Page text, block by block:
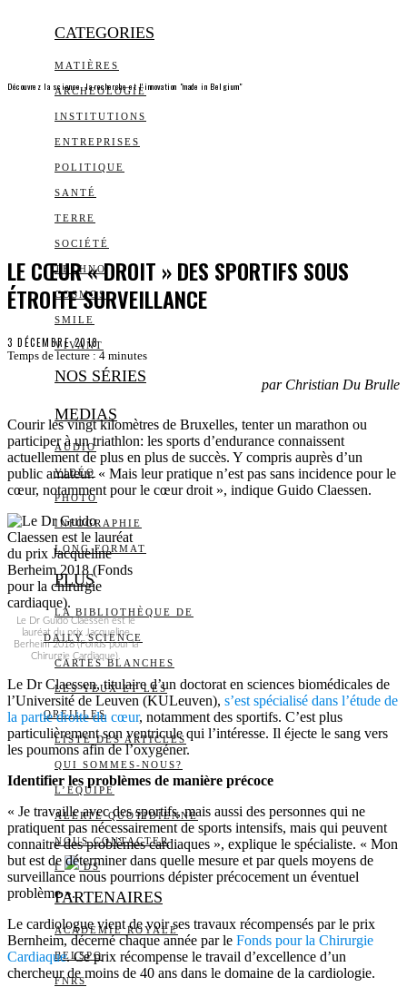
CATEGORIES
MATIÈRES
ARCHEOLOGIE
INSTITUTIONS
ENTREPRISES
POLITIQUE
SANTÉ
TERRE
SOCIÉTÉ
TECHNO
COSMOS
SMILE
VIVANT
NOS SÉRIES
MEDIAS
AUDIO
VIDÉO
PHOTO
INFOGRAPHIE
LONG FORMAT
PLUS
LA BIBLIOTHÈQUE DE
DAILY SCIENCE
CARTES BLANCHES
LES YEUX ET LES
OREILLES
LISTE DES ARTICLES
QUI SOMMES-NOUS?
L’ÉQUIPE
ALERTE QUOTIDIENNE
NOUS CONTACTER
I DS
PARTENAIRES
ACADÉMIE ROYALE
BELSPO
FNRS
Découvrez la science, la recherche et l’innovation "made in Belgium"
LE CŒUR « DROIT » DES SPORTIFS SOUS
ÉTROITE SURVEILLANCE
3 DÉCEMBRE 2018
Temps de lecture : 4 minutes
par Christian Du Brulle
Courir les vingt kilomètres de Bruxelles, tenter un marathon ou
participer à un triathlon: les sports d’endurance connaissent
actuellement de plus en plus de succès. Y compris auprès d’un
public amateur. « Mais leur pratique n’est pas sans incidence pour le
cœur, notamment pour le cœur droit », indique Guido Claessen.
Le Dr Guido Claessen est le
lauréat du prix Jacqueline
Berheim 2018 (Fonds pour la
Chirurgie Cardiaque).
Le Dr Claessen, titulaire d’un doctorat en sciences biomédicales de
l’Université de Leuven (KULeuven), s’est spécialisé dans l’étude de
la partie droite du cœur, notamment des sportifs. C’est plus
particulièrement son ventricule qui l’intéresse. Il éjecte le sang vers
les poumons afin de l’oxygéner.
Identifier les problèmes de manière précoce
« Je travaille avec des sportifs, mais aussi des personnes qui ne
pratiquent pas nécessairement de sports intensifs, mais qui peuvent
connaitre des problèmes cardiaques », explique le spécialiste. « Mon
but est de déterminer dans quelle mesure et par quels moyens de
surveillance nous pourrions dépister précocement un éventuel
problème ».
Le cardiologue vient de voir ses travaux récompensés par le prix
Bernheim, décerné chaque année par le Fonds pour la Chirurgie
Cardiaque. Ce prix récompense le travail d’excellence d’un
chercheur de moins de 40 ans dans le domaine de la cardiologie.